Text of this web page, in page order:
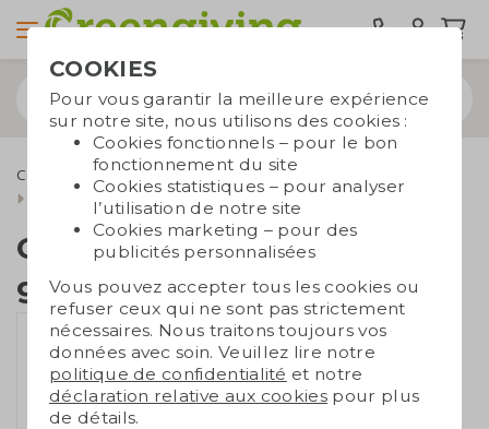
Cadeaux d'affaires écologiques
Sachets de graines
Cadeau sachets de graines
Cadeau sachets de
graines
COOKIES
Pour vous garantir la meilleure expérience
sur notre site, nous utilisons des cookies :
Cookies fonctionnels – pour le bon
fonctionnement du site
Cookies statistiques – pour analyser
l’utilisation de notre site
Cookies marketing – pour des
publicités personnalisées
Vous pouvez accepter tous les cookies ou
refuser ceux qui ne sont pas strictement
nécessaires. Nous traitons toujours vos
données avec soin. Veuillez lire notre
politique de confidentialité et notre
déclaration relative aux cookies pour plus
de détails.